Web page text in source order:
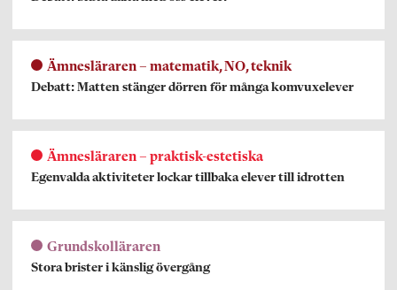
Ämnesläraren – matematik, NO, teknik
Debatt: Matten stänger dörren för många komvuxelever
Ämnesläraren – praktisk-estetiska
Egenvalda aktiviteter lockar tillbaka elever till idrotten
Grundskolläraren
Stora brister i känslig övergång